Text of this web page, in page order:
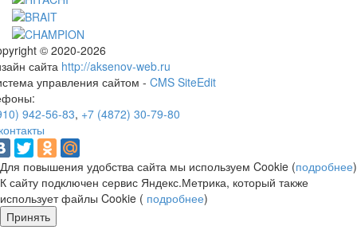
© 2020-2026
сайта http://aksenov-web.ru
управления сайтом - CMS SiteEdit
942-56-83, +7 (4872) 30-79-80
Для повышения удобства сайта мы используем Cookie (подробнее)
К сайту подключен сервис Яндекс.Метрика, который также
использует файлы Cookie ( подробнее)
Принять